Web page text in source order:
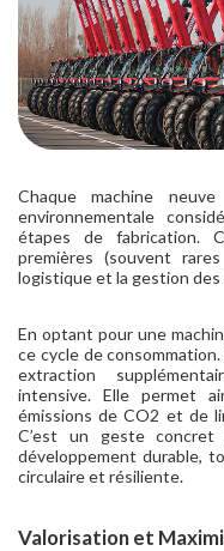
Chaque machine
environnementale
étapes de fabrication.
premières (souvent
logistique et la gestion
En optant pour une
ce cycle de
extraction
intensive. Elle permet
émissions de CO2 et de
C’est un geste
développement durable,
circulaire et résiliente.
Valorisation et